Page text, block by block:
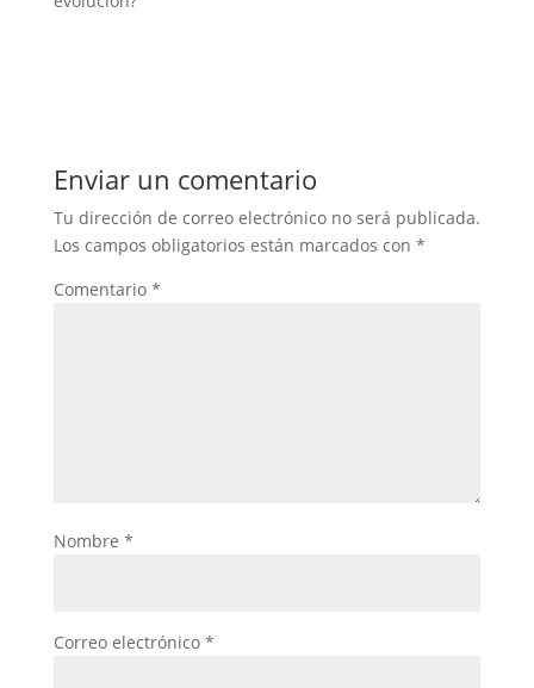
Enviar un comentario
Tu dirección de correo electrónico no será publicada.
Los campos obligatorios están marcados con *
Comentario *
Nombre *
Correo electrónico *